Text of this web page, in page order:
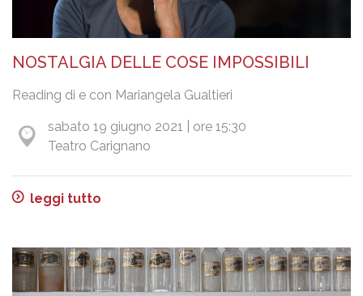
NOSTALGIA DELLE COSE IMPOSSIBILI
Reading di e con Mariangela Gualtieri
sabato 19 giugno 2021 | ore 15:30
Teatro Carignano
leggi tutto